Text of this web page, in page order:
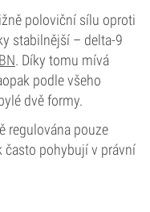
poloviční sílu oproti
stabilnější – delta-9
. Díky tomu mívá
podle všeho
dvě formy.
regulována pouze
často pohybují v právní